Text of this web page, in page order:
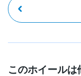
このホイール